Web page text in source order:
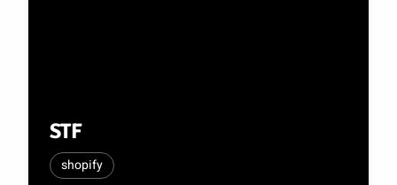
STF
shopify